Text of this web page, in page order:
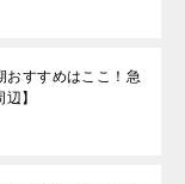
おすすめはここ！急
】